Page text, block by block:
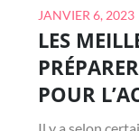
Posted
on
JANVIER 6, 2023
LES
POUR